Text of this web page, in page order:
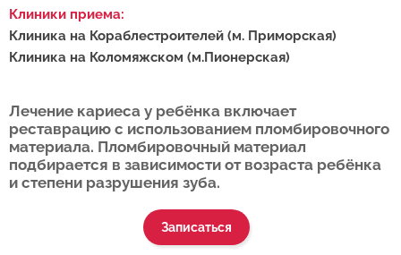
Клиники приема:
Клиника на Кораблестроителей (м. Приморская)
Клиника на Коломяжском (м.Пионерская)
Лечение кариеса у ребёнка включает
реставрацию с использованием пломбировочного
материала. Пломбировочный материал
подбирается в зависимости от возраста ребёнка
и степени разрушения зуба.
Записаться